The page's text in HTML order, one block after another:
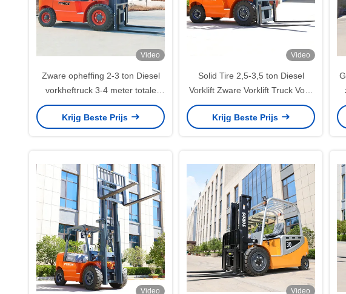
Video
Zware opheffing 2-3 ton Diesel
vorkheftruck 3-4 meter totale
lengte
Krijg Beste Prijs
Video
Solid Tire 2,5-3,5 ton Diesel
Vorklift Zware Vorklift Truck Voor
Warehouse
Krijg Beste Prijs
Video Video